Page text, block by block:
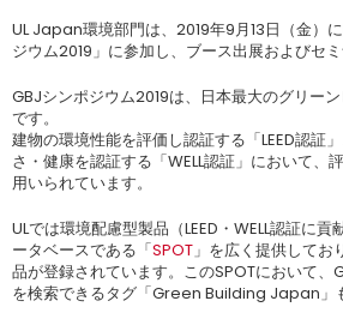
UL Japan環境部門は、2019年9月13日（金）
ジウム2019」に参加し、ブース出展およびセ
GBJシンポジウム2019は、日本最大のグリー
です。
建物の環境性能を評価し認証する「LEED認証
さ・健康を認証する「WELL認証」において、
用いられています。
ULでは環境配慮型製品（LEED・WELL認証に
ータベースである「SPOT」を広く提供してお
品が登録されています。このSPOTにおいて、
を検索できるタグ「Green Building Japan」